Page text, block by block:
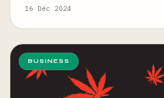
16 Déc 2024
BUSINESS